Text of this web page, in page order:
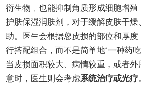
衍生物，也能抑制角质形成细胞增殖
护肤保湿润肤剂，对于缓解皮肤干燥
助。医生会根据您皮损的部位和厚
行搭配组合，而不是简单地“一种药吃
当皮损面积较大、病情较重，或者外
意时，医生则会考虑系统治疗或光疗